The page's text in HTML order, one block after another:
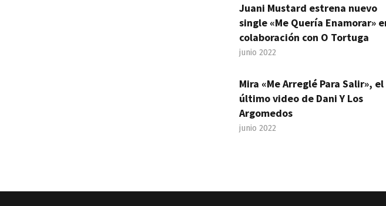
Juani Mustard estrena nuevo
single «Me Quería Enamorar»
colaboración con O Tortuga
junio 2022
Mira «Me Arreglé Para Salir», el
último video de Dani Y Los
Argomedos
junio 2022